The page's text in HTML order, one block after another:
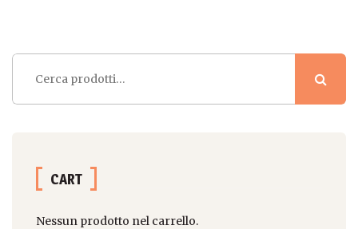
Cerca:
CART
Nessun prodotto nel carrello.